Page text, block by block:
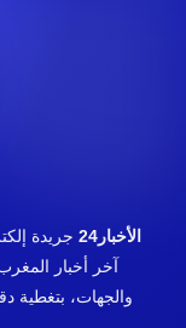
الأخبار24
جريدة
آخر أخبار
والجهات، بتغطية